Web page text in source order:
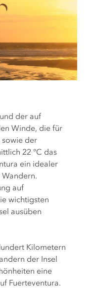
der auf
Winde, die für
der
22 °C das
ein idealer
auf
wichtigsten
ausüben
Kilometern
der Insel
eine
Fuerteventura.